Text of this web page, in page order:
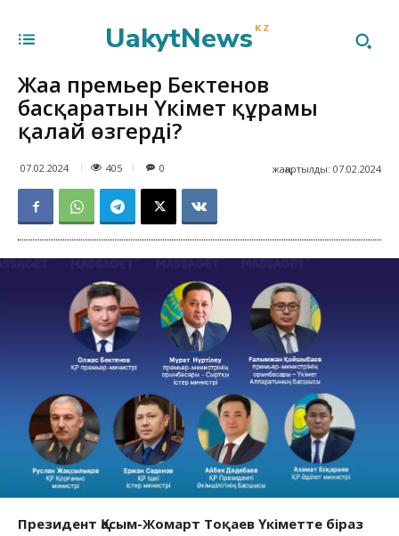
UakytNews KZ
Жаңа премьер Бектенов
басқаратын Үкімет құрамы
қалай өзгерді?
07.02.2024 405 жаңартылды: 07.02.2024
0
Президент Қасым-Жомарт Тоқаев Үкіметте біраз